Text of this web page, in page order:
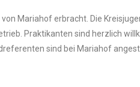
von Mariahof erbracht. Die
Praktikanten sind herzlich
sind bei Mariahof